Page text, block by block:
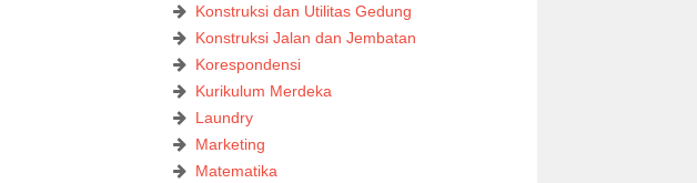
Konstruksi dan Utilitas Gedung
Konstruksi Jalan dan Jembatan
Korespondensi
Kurikulum Merdeka
Laundry
Marketing
Matematika